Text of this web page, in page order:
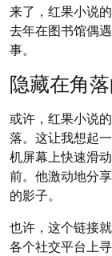
来了，红果小说
去年在图书馆偶
事。
隐藏在角
或许，红果小说
落。这让我想起
机屏幕上快速滑
前。他激动地分
的影子。
也许，这个链接
各个社交平台上